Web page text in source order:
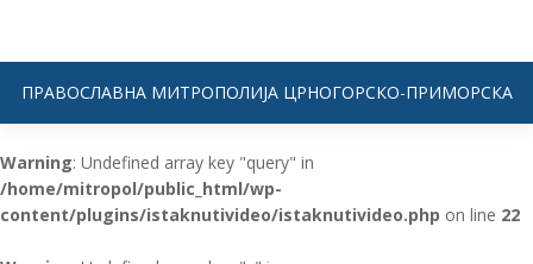
ПРАВОСЛАВНА МИТРОПОЛИЈА ЦРНОГОРСКО-ПРИМОРСКА
Warning: Undefined array key "query" in
/home/mitropol/public_html/wp-
content/plugins/istaknutivideo/istaknutivideo.php on line 22